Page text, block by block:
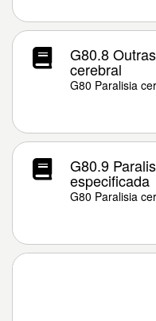
G80.8
cerebral
G80 Paralisia
G80.9
especificada
G80 Paralisia